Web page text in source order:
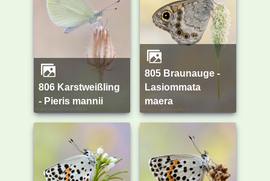
806 Karstweißling
- Pieris mannii
805 Braunauge -
Lasiommata
maera